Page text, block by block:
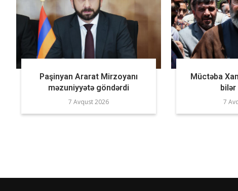
Paşinyan Ararat Mirzoyanı
məzuniyyətə göndərdi
7 Avqust 2026
Müctəba
bilər
7